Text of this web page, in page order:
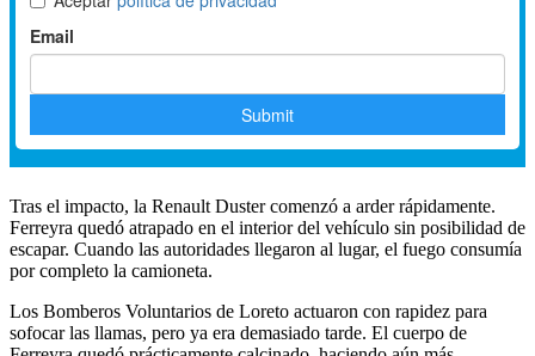
Tras el impacto, la Renault Duster comenzó a arder rápidamente.
Ferreyra quedó atrapado en el interior del vehículo sin posibilidad de
escapar. Cuando las autoridades llegaron al lugar, el fuego consumía
por completo la camioneta.
Los Bomberos Voluntarios de Loreto actuaron con rapidez para
sofocar las llamas, pero ya era demasiado tarde. El cuerpo de